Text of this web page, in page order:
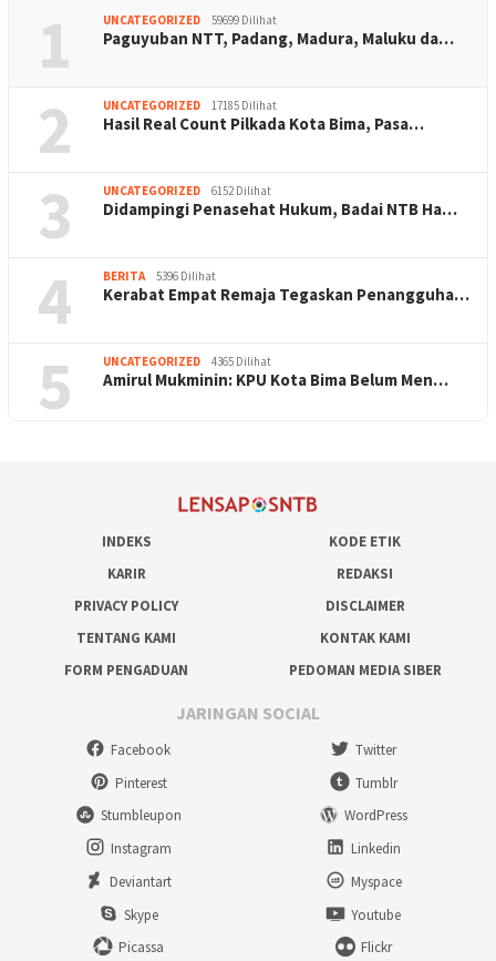
1 UNCATEGORIZED 59699 Dilihat
Paguyuban NTT, Padang, Madura, Maluku da…
2 UNCATEGORIZED 17185 Dilihat
Hasil Real Count Pilkada Kota Bima, Pasa…
3 UNCATEGORIZED 6152 Dilihat
Didampingi Penasehat Hukum, Badai NTB Ha…
4 BERITA 5396 Dilihat
Kerabat Empat Remaja Tegaskan Penangguha…
5 UNCATEGORIZED 4365 Dilihat
Amirul Mukminin: KPU Kota Bima Belum Men…
INDEKS
KODE ETIK
KARIR
REDAKSI
PRIVACY POLICY
DISCLAIMER
TENTANG KAMI
KONTAK KAMI
FORM PENGADUAN
PEDOMAN MEDIA SIBER
JARINGAN SOCIAL
Facebook
Twitter
Pinterest
Tumblr
Stumbleupon
WordPress
Instagram
Linkedin
Deviantart
Myspace
Skype
Youtube
Picassa
Flickr